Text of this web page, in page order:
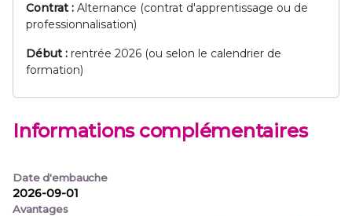
Contrat : Alternance (contrat d'apprentissage ou de
professionnalisation)
Début : rentrée 2026 (ou selon le calendrier de
formation)
Informations complémentaires
Date d'embauche
2026-09-01
Avantages